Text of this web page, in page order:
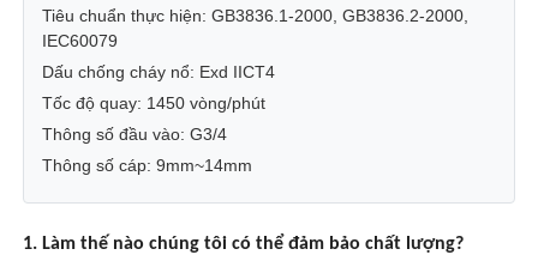
Hộp chống nổ
công tắc chống cháy nổ
Tiêu chuẩn thực hiện: GB3836.1-2000, GB3836.2-2000,
IEC60079
Dấu chống cháy nổ: Exd IICT4
Tốc độ quay: 1450 vòng/phút
Thông số đầu vào: G3/4
Thông số cáp: 9mm~14mm
1. Làm thế nào chúng tôi có thể đảm bảo chất lượng?